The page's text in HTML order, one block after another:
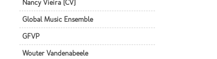
Nancy Vieira (CV)
Global Music Ensemble
GFVP
Wouter Vandenabeele